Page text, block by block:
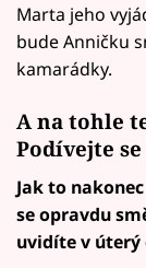
Marta jeho
bude Anničku
kamarádky.
A na tohle
Podívejte
Jak to
se opravdu
uvidíte v úterý